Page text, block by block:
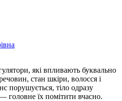
які впливають буквально
стан шкіри, волосся і
порушується, тіло одразу
головне їх помітити вчасно.